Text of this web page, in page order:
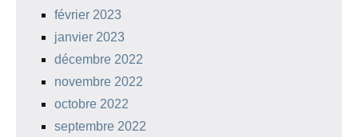
février 2023
janvier 2023
décembre 2022
novembre 2022
octobre 2022
septembre 2022